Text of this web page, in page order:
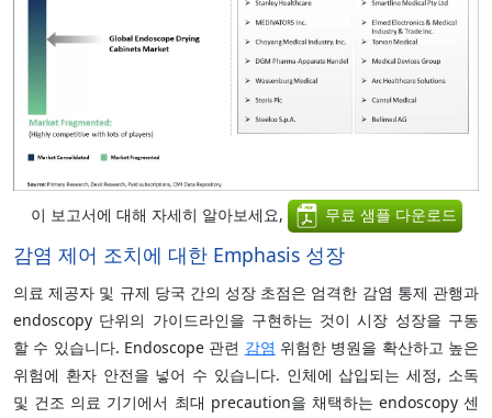
이 보고서에 대해 자세히 알아보세요, 무료 샘플 다운로드
감염 제어 조치에 대한 Emphasis 성장
의료 제공자 및 규제 당국 간의 성장 초점은 엄격한 감염 통제 관행과
endoscopy 단위의 가이드라인을 구현하는 것이 시장 성장을 구동
할 수 있습니다. Endoscope 관련 감염 위험한 병원을 확산하고 높은
위험에 환자 안전을 넣어 수 있습니다. 인체에 삽입되는 세정, 소독
및 건조 의료 기기에서 최대 precaution을 채택하는 endoscopy 센